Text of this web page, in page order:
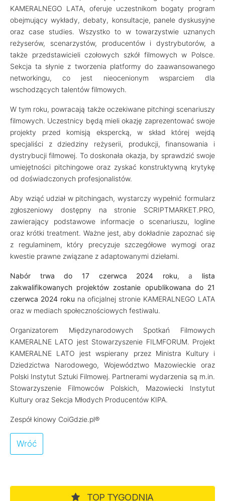
KAMERALNEGO LATA, oferuje uczestnikom bogaty program
obejmujący wykłady, debaty, konsultacje, panele dyskusyjne
oraz case studies. Wszystko to w towarzystwie uznanych
reżyserów, scenarzystów, producentów i dystrybutorów, a
także przedstawicieli czołowych szkół filmowych w Polsce.
Sekcja ta słynie z tworzenia platformy do zaawansowanego
networkingu, co jest nieocenionym wsparciem dla
wschodzących talentów filmowych.
W tym roku, powracają także oczekiwane pitchingi scenariuszy
filmowych. Uczestnicy będą mieli okazję zaprezentować swoje
projekty przed komisją ekspercką, w skład której wejdą
specjaliści z dziedziny reżyserii, produkcji, finansowania i
dystrybucji filmowej. To doskonała okazja, by sprawdzić swoje
umiejętności pitchingowe oraz zyskać konstruktywną krytykę
od doświadczonych profesjonalistów.
Aby wziąć udział w pitchingach, wystarczy wypełnić formularz
zgłoszeniowy dostępny na stronie SCRIPTMARKET.PRO,
zawierający podstawowe informacje o scenariuszu, logline
oraz krótki treatment. Ważne jest, aby dokładnie zapoznać się
z regulaminem, który precyzuje szczegółowe wymogi oraz
kwestie prawne związane z adaptowanymi dziełami.
Nabór trwa do 17 czerwca 2024 roku, a lista
zakwalifikowanych projektów zostanie opublikowana do 21
czerwca 2024 roku na oficjalnej stronie KAMERALNEGO LATA
oraz w mediach społecznościowych festiwalu.
Organizatorem Międzynarodowych Spotkań Filmowych
KAMERALNE LATO jest Stowarzyszenie FILMFORUM. Projekt
KAMERALNE LATO jest wspierany przez Ministra Kultury i
Dziedzictwa Narodowego, Województwo Mazowieckie oraz
Polski Instytut Sztuki Filmowej. Partnerami wydarzenia są m.in.
Stowarzyszenie Filmowców Polskich, Mazowiecki Instytut
Kultury oraz Sekcja Młodych Producentów KIPA.
Zespół kinowy CoiGdzie.pl®
Wróć
TOP TYGODNIA